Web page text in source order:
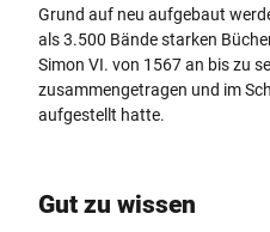
Grund auf neu aufgebaut
als 3.500 Bände starken
Simon VI. von 1567 an bis zu
zusammengetragen und im
aufgestellt hatte.
Gut zu wissen